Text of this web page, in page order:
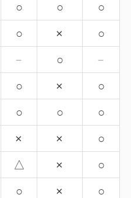
○ ○ ○
○ × ○
－ ○ －
○ × ○
○ ○ ○
× × ○
△ × ○
○ × ○